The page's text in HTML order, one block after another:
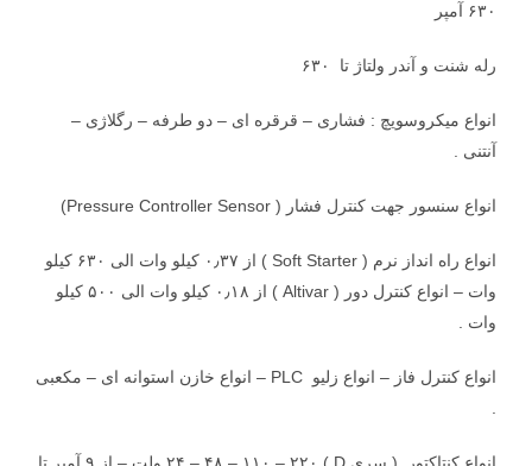
۶۳۰ آمپر
رله شنت و آندر ولتاژ تا ۶۳۰
انواع میکروسویچ : فشاری – قرقره ای – دو طرفه – رگلاژی –
آنتنی .
انواع سنسور جهت کنترل فشار ( Pressure Controller Sensor)
انواع راه انداز نرم ( Soft Starter ) از ۰٫۳۷ کیلو وات الی ۶۳۰ کیلو
وات – انواع کنترل دور ( Altivar ) از ۰٫۱۸ کیلو وات الی ۵۰۰ کیلو
وات .
انواع کنترل فاز – انواع زلیو PLC – انواع خازن استوانه ای – مکعبی
.